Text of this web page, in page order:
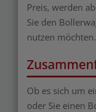
Preis, werden
Sie den
nutzen möchten.
Ob es sich um
oder Sie einen